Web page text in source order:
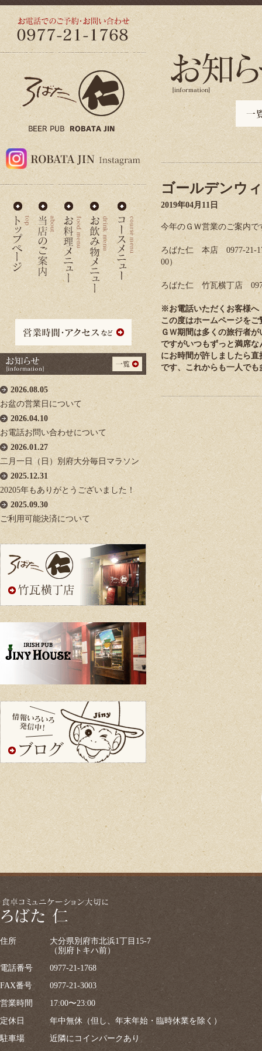
2026.08.05
お盆の営業日について
2026.04.10
お電話お問い合わせについて
2026.01.27
二月一日（日）別府大分毎日マラソン
2025.12.31
20205年もありがとうございました！
2025.09.30
ご利用可能決済について
ゴールデンウ
2019年04月11日
今年のＧＷ営業のご案内
ろばた仁 本店 0977-21-
00）
ろばた仁 竹瓦横丁店
※お電話いただくお客様へ
この度はホームページを
ＧＷ期間は多くの旅行者
ですがいつもずっと満席
にお時間が許しましたら
です、これからも一人で
住所
大分県別府市北浜1丁目15-7
（別府トキハ前）
電話番号
0977-21-1768
FAX番号
0977-21-3003
営業時間
17:00〜23:00
定休日
年中無休（但し、年末年始・臨時休業を除く）
駐車場
近隣にコインパークあり